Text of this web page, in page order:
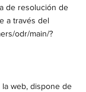
de resolución de
a través del
odr/main/?
la web, dispone de